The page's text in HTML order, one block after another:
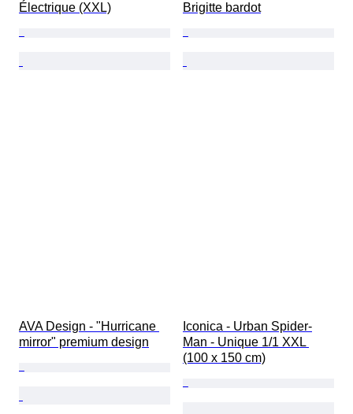
Électrique (XXL)
Brigitte bardot
AVA Design - "Hurricane
mirror" premium design
Iconica - Urban Spider-
Man - Unique 1/1 XXL
(100 x 150 cm)